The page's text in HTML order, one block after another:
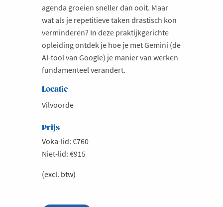
agenda groeien sneller dan ooit. Maar
wat als je repetitieve taken drastisch kon
verminderen? In deze praktijkgerichte
opleiding ontdek je hoe je met Gemini (de
AI-tool van Google) je manier van werken
fundamenteel verandert.
Locatie
Vilvoorde
Prijs
Voka-lid: €760
Niet-lid: €915
(excl. btw)